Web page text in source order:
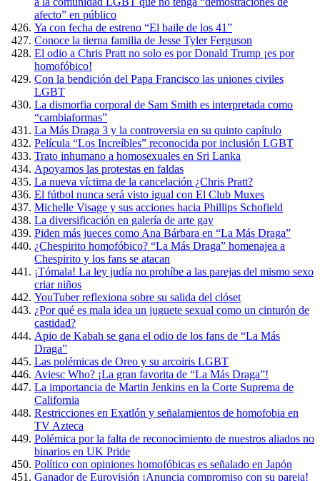
afecto” en público
Ya con fecha de estreno “El baile de los 41”
Conoce la tierna familia de Jesse Tyler Ferguson
El odio a Chris Pratt no solo es por Donald Trump ¡es por
homofóbico!
Con la bendición del Papa Francisco las uniones civiles
LGBT
La dismorfia corporal de Sam Smith es interpretada como
“cambiaformas”
La Más Draga 3 y la controversia en su quinto capítulo
Película “Los Increíbles” reconocida por inclusión LGBT
Trato inhumano a homosexuales en Sri Lanka
Apoyamos las protestas en faldas
La nueva víctima de la cancelación ¿Chris Pratt?
El fútbol nunca será visto igual con El Club Muxes
Michelle Visage y sus acciones hacia Phillips Schofield
La diversificación en galería de arte gay
Piden más jueces como Ana Bárbara en “La Más Draga”
¿Chespirito homofóbico? “La Más Draga” homenajea a
Chespirito y los fans se atacan
¡Tómala! La ley judía no prohíbe a las parejas del mismo sexo
criar niños
YouTuber reflexiona sobre su salida del clóset
¿Por qué es mala idea un juguete sexual como un cinturón de
castidad?
Apio de Kabah se gana el odio de los fans de “La Más
Draga”
Las polémicas de Oreo y su arcoiris LGBT
Aviesc Who? ¡La gran favorita de “La Más Draga”!
La importancia de Martin Jenkins en la Corte Suprema de
California
Restricciones en Exatlón y señalamientos de homofobia en
TV Azteca
Polémica por la falta de reconocimiento de nuestros aliados no
binarios en UK Pride
Político con opiniones homofóbicas es señalado en Japón
Ganador de Eurovisión ¡Anuncia compromiso con su pareja!